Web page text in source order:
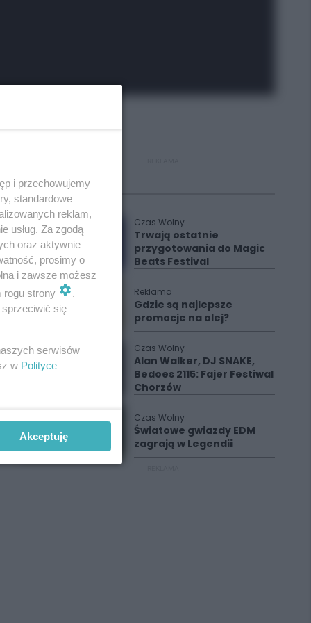
Polecane
Czas Wolny
Trwają ostatnie
przygotowania do Magic
Beats Festival
Reklama
Gdzie są najlepsze
promocje na olej?
Czas Wolny
Alan Walker, DJ SNAKE,
Bedoes 2115: Fajer Festiwal
Chorzów
Czas Wolny
Światowe gwiazdy EDM
zagrają w Legendii
i przechowujemy
standardowe
reklam,
usług. Za zgodą
oraz aktywnie
prosimy o
i zawsze możesz
rogu strony
.
się
serwisów
w Polityce
Akceptuję